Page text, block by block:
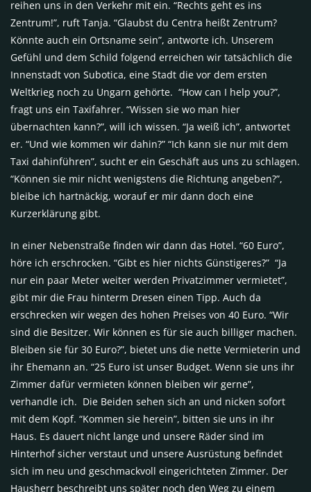
reihen uns in den Verkehr mit ein. “Rechts geht es ins
Zentrum!”, ruft Tanja. “Glaubst du Centra heißt Zentrum?
Könnte auch ein Ortsname sein”, antworte ich. Unserem
Gefühl und dem Schild folgend erreichen wir tatsächlich die
Innenstadt von Subotica, eine Stadt die vor dem ersten
Weltkrieg noch zu Ungarn gehörte. “How can I help you?”,
fragt uns ein Taxifahrer. “Wissen sie wo man hier
übernachten kann?”, will ich wissen. “Ja weiß ich”, antwortet
er. “Und wie kommen wir dahin?” “Ich kann sie nur mit dem
Taxi dahinführen”, sucht er ein Geschäft aus uns zu schlagen.
“Können sie mir nicht wenigstens die Richtung angeben?”,
bleibe ich hartnäckig, worauf er mir dann doch eine
Kurzerklärung gibt.
In einer Nebenstraße finden wir dann das Hotel. “60 Euro”,
höre ich erschrocken. “Gibt es hier nichts Günstigeres?” “Ja
nur ein paar Meter weiter werden Privatzimmer vermietet”,
gibt mir die Frau hinterm Dresen einen Tipp. Auch da
erschrecken wir wegen des hohen Preises von 40 Euro. “Wir
sind die Besitzer. Wir können es für sie auch billiger machen.
Bleiben sie für 30 Euro?”, bietet uns die nette Vermieterin und
ihr Ehemann an. “25 Euro ist unser Budget. Wenn sie uns ihr
Zimmer dafür vermieten können bleiben wir gerne”,
verhandle ich. Die Beiden sehen sich an und nicken sofort
mit dem Kopf. “Kommen sie herein”, bitten sie uns in ihr
Haus. Es dauert nicht lange und unsere Räder sind im
Hinterhof sicher verstaut und unsere Ausrüstung befindet
sich im neu und geschmackvoll eingerichteten Zimmer. Der
Hausherr beschreibt uns später noch den Weg zu einem